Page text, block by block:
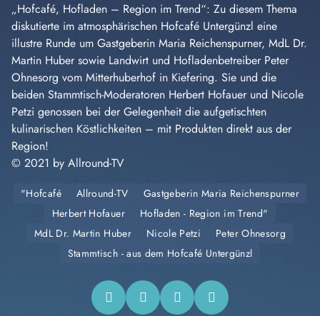
„Hofcafé, Hofladen – Region im Trend“: Zu diesem Thema
diskutierte im atmosphärischen Hofcafé Untergünzl eine
illustre Runde um Gastgeberin Maria Reichenspurner, MdL Dr.
Martin Huber sowie Landwirt und Hofladenbetreiber Peter
Ohnesorg vom Mitterhuberhof in Kiefering. Sie und die
beiden Stammtisch-Moderatoren Herbert Hofauer und Nicole
Petzi genossen bei der Gelegenheit die aufgetischten
kulinarischen Köstlichkeiten – mit Produkten direkt aus der
Region!
© 2021 by Allround-TV
"Hofcafé Allround-TV
Gastgeberin Maria Reichenspurner
Herbert Hofauer
Hofladen - Region im Trend"
MdL Dr. Martin Huber
Nicole Petzi
Peter Ohnesorg
Stammtisch - aus dem Hofcafé Untergünzl